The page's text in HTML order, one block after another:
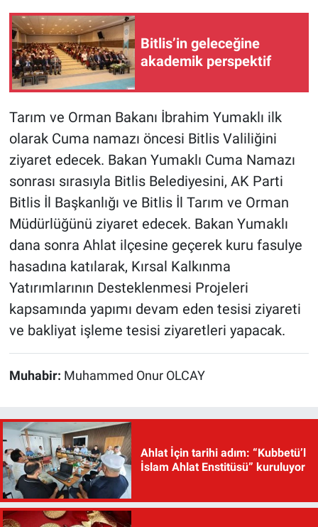
Bitlis’in geleceğine
akademik perspektif
Tarım ve Orman Bakanı İbrahim Yumaklı ilk
olarak Cuma namazı öncesi Bitlis Valiliğini
ziyaret edecek. Bakan Yumaklı Cuma Namazı
sonrası sırasıyla Bitlis Belediyesini, AK Parti
Bitlis İl Başkanlığı ve Bitlis İl Tarım ve Orman
Müdürlüğünü ziyaret edecek. Bakan Yumaklı
dana sonra Ahlat ilçesine geçerek kuru fasulye
hasadına katılarak, Kırsal Kalkınma
Yatırımlarının Desteklenmesi Projeleri
kapsamında yapımı devam eden tesisi ziyareti
ve bakliyat işleme tesisi ziyaretleri yapacak.
Muhabir: Muhammed Onur OLCAY
Ahlat İçin tarihi adım: “Kubbetü’l
İslam Ahlat Enstitüsü” kuruluyor
Yerel